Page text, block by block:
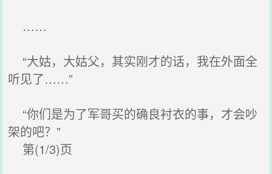
……
“大姑，大姑父，其实刚才的话，我在外面全
听见了……”
“你们是为了军哥买的确良衬衣的事，才会吵
架的吧？”
第(1/3)页